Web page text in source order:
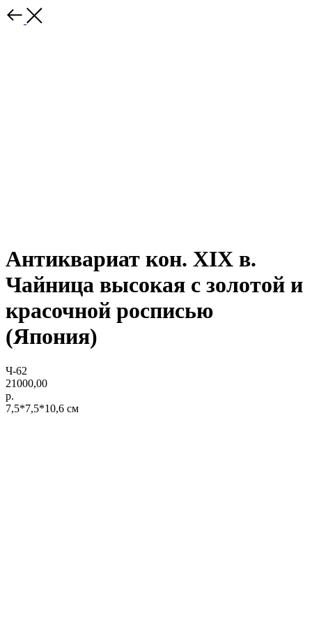
Антиквариат кон. XIX в.
Чайница высокая с золотой и
красочной росписью
(Япония)
Ч-62
21000,00
р.
7,5*7,5*10,6 см